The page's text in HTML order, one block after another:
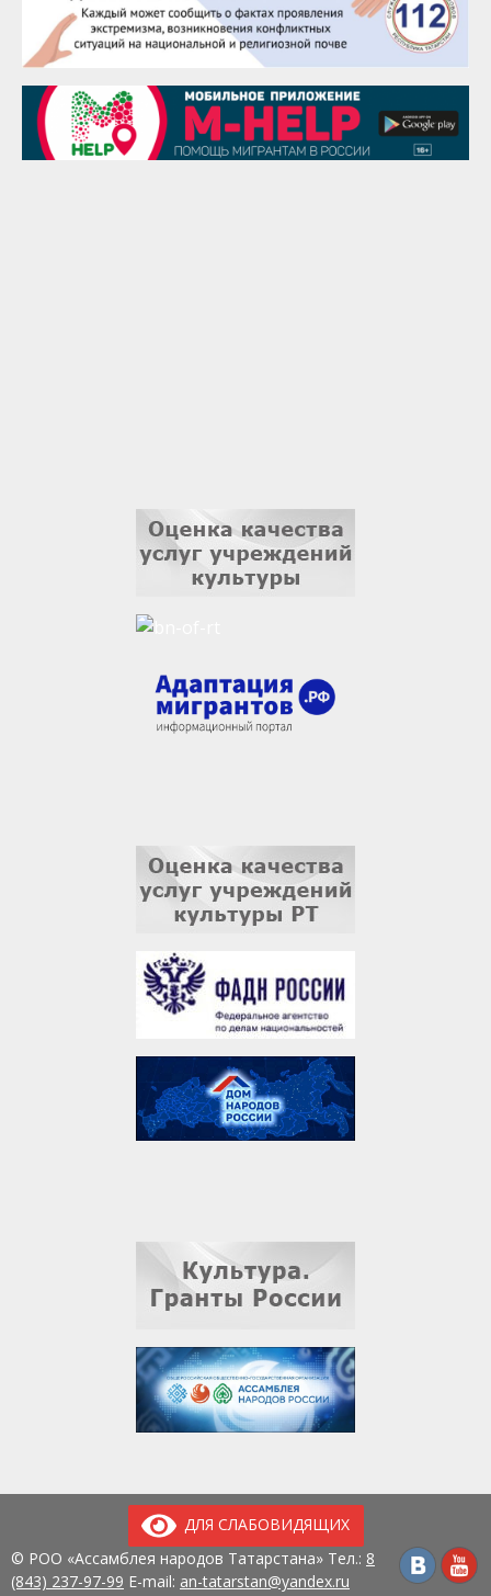
Сэсэгма Бубеева
28 августа
Чингиз Мустафаев
29 августа
Надежда Рослова
ДЛЯ СЛАБОВИДЯЩИХ
© РОО «Ассамблея народов Татарстана» Тел.: 8
(843) 237-97-99 E-mail: an-tatarstan@yandex.ru